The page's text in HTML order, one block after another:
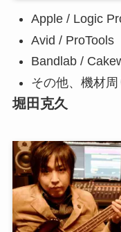
Apple / Logic
Avid / ProTools
Bandlab /
その他、機材
堀田克久